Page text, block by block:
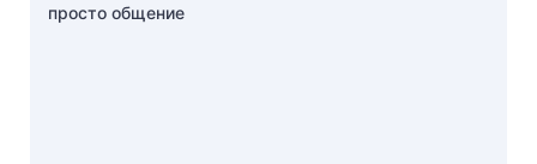
просто общение